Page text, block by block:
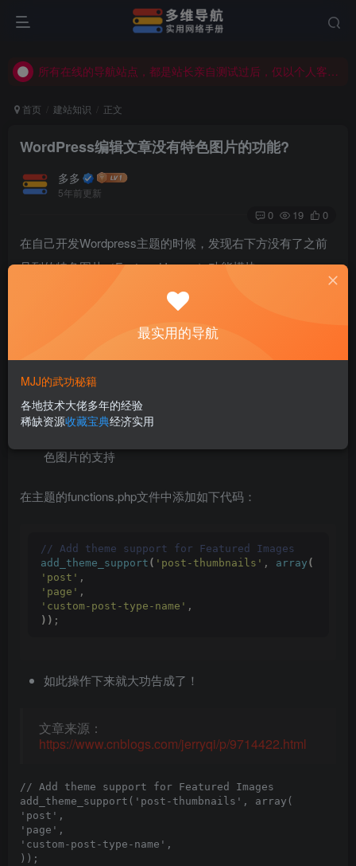
所有在线的导航站点，都是站长亲自测试过后，仅以个人客观觉得不错才会显示在导航站点，具体使用、购买等由用户自行甄别！
所有在线的导航站点，都是站长亲自测试过后，仅以个人客观觉得不错才会显示在导航站点，具体使用、购买等由用户自行甄别！
首页 建站知识 正文
WordPress编辑文章没有特色图片的功能?
多多
5年前更新
0 19 0
在自己开发Wordpress主题的时候，发现右下方没有了之前
见到的特色图片（Featured Image）功能模块
1、找到后台右上方的显示选项模块，下拉之后启用即可
2、如果以上步骤找不到该选项，那么应该添加主题对特
色图片的支持
在主题的functions.php文件中添加如下代码：
// Add theme support for Featured Images
add_theme_support ( 'post-thumbnails' , array (
'post' ,
'page' ,
'custom-post-type-name' ,
)) ;
如此操作下来就大功告成了！
文章来源：
https://www.cnblogs.com/jerryqi/p/9714422.html
// Add theme support for Featured Images
add_theme_support('post-thumbnails', array(
'post',
'page',
'custom-post-type-name',
));
最实用的导航
MJJ的武功秘籍
各地技术大佬多年的经验
稀缺资源收藏宝典经济实用